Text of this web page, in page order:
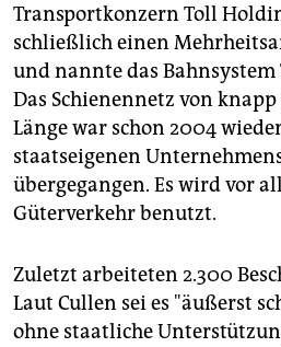
Transportkonzern Toll
schließlich einen
und nannte das Bahnsystem
Das Schienennetz von
Länge war schon 2004
staatseigenen
übergegangen. Es wird vor
Güterverkehr benutzt.
Zuletzt arbeiteten 2.300
Laut Cullen sei es "äußerst
ohne staatliche